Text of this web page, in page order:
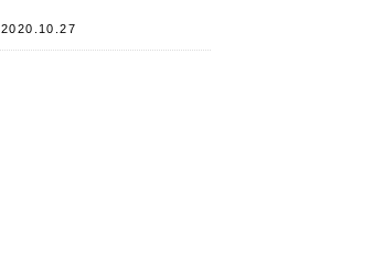
件
2020.10.27